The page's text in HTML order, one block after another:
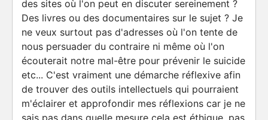
des sites où l'on peut en discuter sereinement ?
Des livres ou des documentaires sur le sujet ? Je
ne veux surtout pas d'adresses où l'on tente de
nous persuader du contraire ni même où l'on
écouterait notre mal-être pour prévenir le suicide
etc... C'est vraiment une démarche réflexive afin
de trouver des outils intellectuels qui pourraient
m'éclairer et approfondir mes réflexions car je ne
sais pas dans quelle mesure cela est éthique, pas